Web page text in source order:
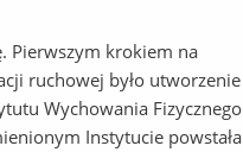
Pierwszym krokiem na
ruchowej było utworzenie
Wychowania Fizycznego
Instytucie powstała